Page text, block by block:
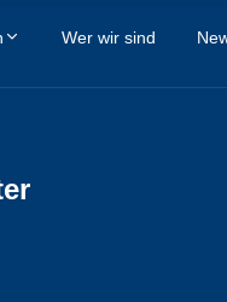
Wer wir sind